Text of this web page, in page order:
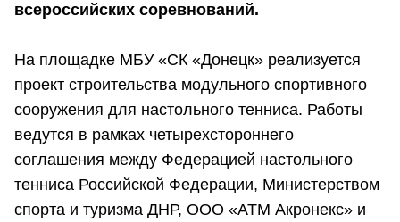
всероссийских соревнований.
На площадке МБУ «СК «Донецк» реализуется
проект строительства модульного спортивного
сооружения для настольного тенниса. Работы
ведутся в рамках четырехстороннего
соглашения между Федерацией настольного
тенниса Российской Федерации, Министерством
спорта и туризма ДНР, ООО «АТМ Акронекс» и